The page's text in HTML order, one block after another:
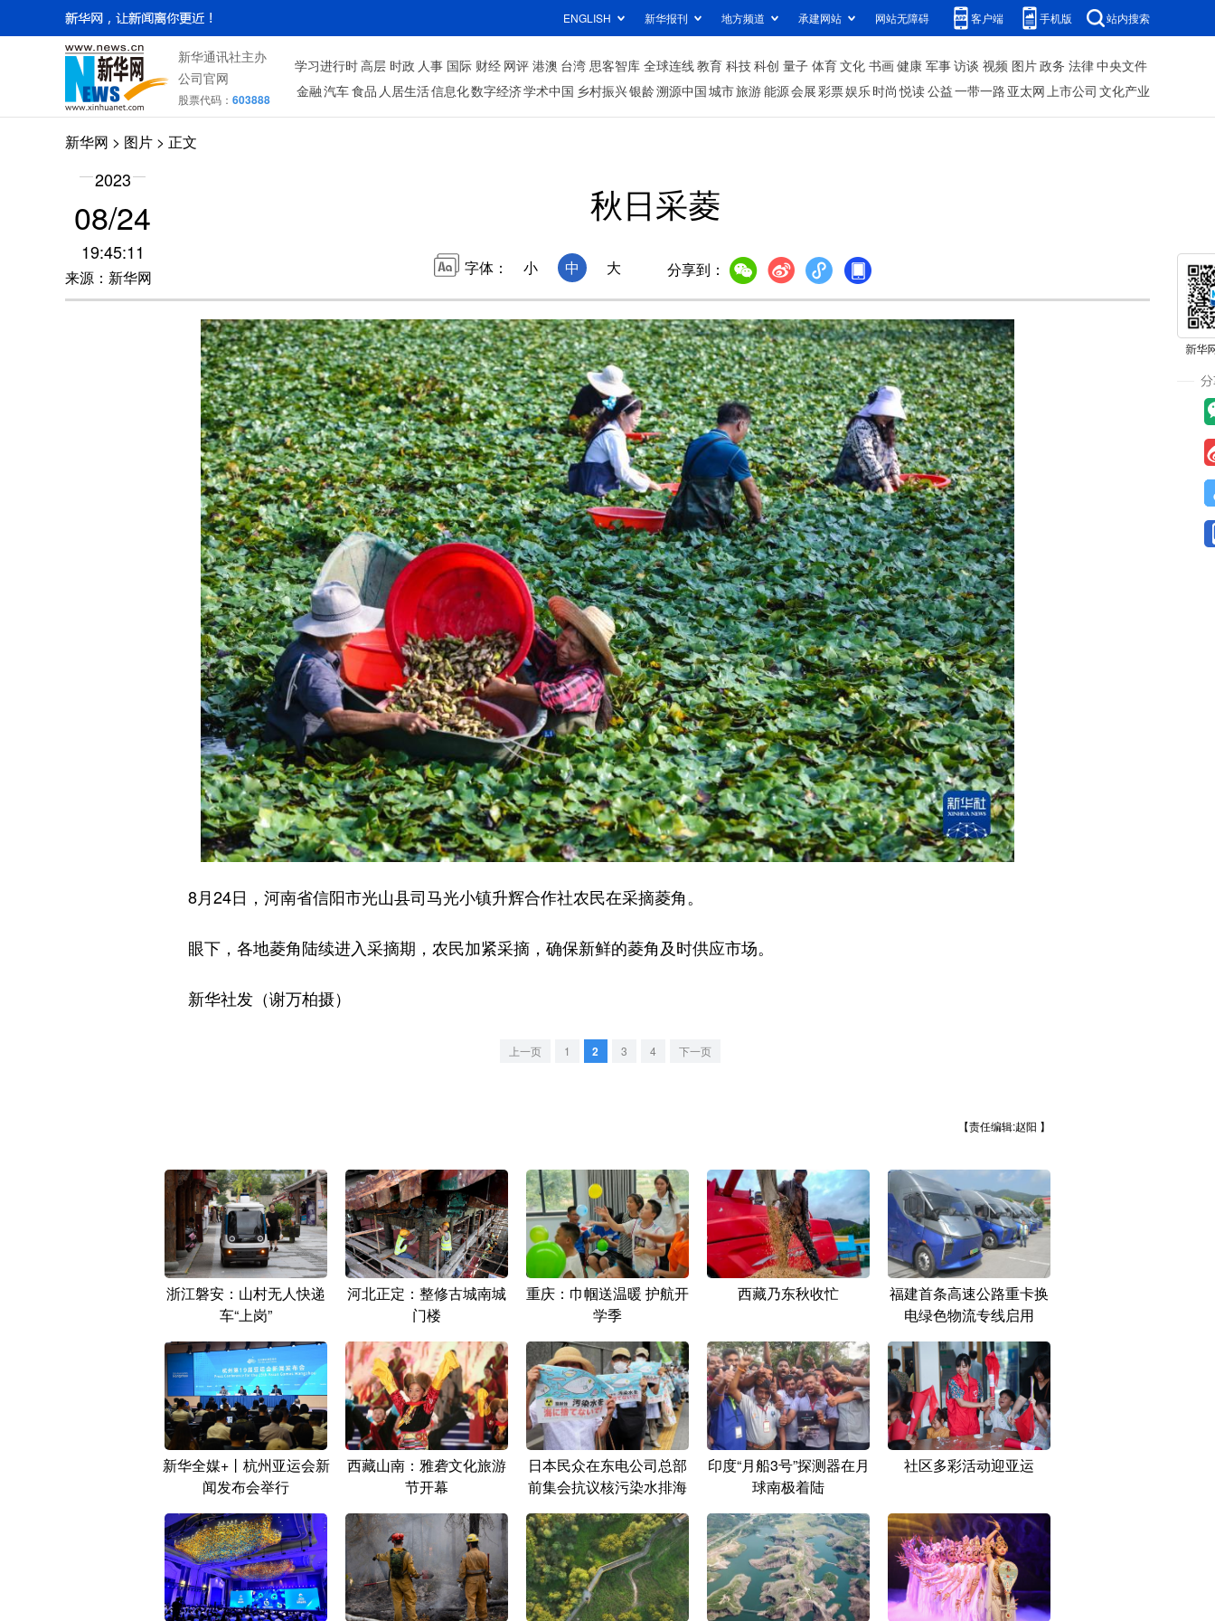
ENGLISH 新华报刊 地方频道 承建网站 网站无障碍 客户端 手机版 站内搜索
新华通讯社主办
公司官网
股票代码： 603888
学习进行时高层 时政 人事 国际 财经 网评 港澳 台湾 思客智库 全球连线教育 科技科创 量子 体育文化 书画健康 军事访谈 视频 图片政务 法律中央文件
金融汽车食品 人居生活信息化数字经济学术中国 乡村振兴银龄溯源中国城市旅游能源会展彩票娱乐时尚 悦读公益一带一路 亚太网上市公司 文化产业
新华网 > 图片 > 正文
2023
08/24
19:45:11
来源：新华网
秋日采菱
字体： 小 中 大 分享到：
8月24日，河南省信阳市光山县司马光小镇升辉合作社农民在采摘菱角。
眼下，各地菱角陆续进入采摘期，农民加紧采摘，确保新鲜的菱角及时供应市场。
新华社发（谢万柏摄）
上一页 1 2 3 4 下一页
【责任编辑:赵阳 】
浙江磐安：山村无人快递
车“上岗”
河北正定：整修古城南城
门楼
重庆：巾帼送温暖 护航开
学季
西藏乃东秋收忙
福建首条高速公路重卡换
电绿色物流专线启用
新华全媒+丨杭州亚运会新
闻发布会举行
西藏山南：雅砻文化旅游
节开幕
日本民众在东电公司总部
前集会抗议核污染水排海
印度“月船3号”探测器在月
球南极着陆
社区多彩活动迎亚运